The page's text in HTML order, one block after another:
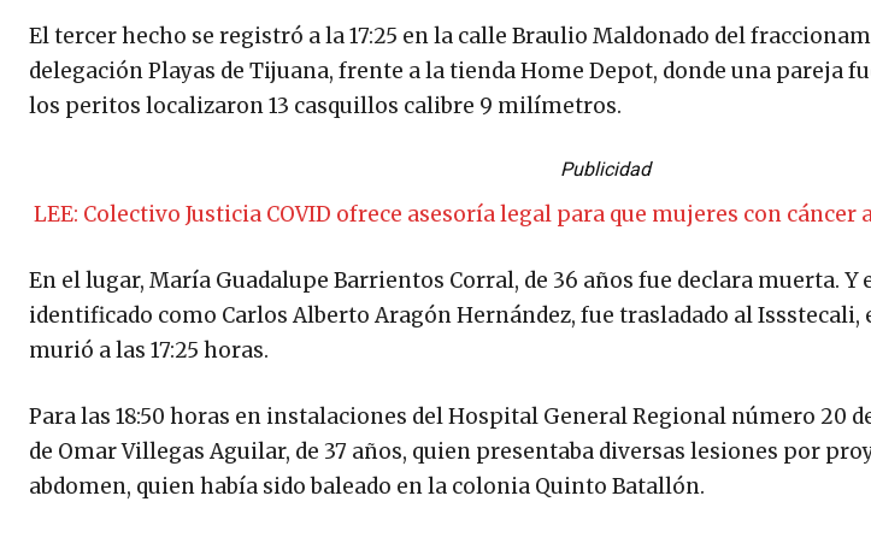
El tercer hecho se registró a la 17:25 en la calle Braulio Maldonado del
delegación Playas de Tijuana, frente a la tienda Home Depot, donde una pareja
los peritos localizaron 13 casquillos calibre 9 milímetros.
Publicidad
LEE: Colectivo Justicia COVID ofrece asesoría legal para que mujeres con
En el lugar, María Guadalupe Barrientos Corral, de 36 años fue declara muerta. Y
identificado como Carlos Alberto Aragón Hernández, fue trasladado al
murió a las 17:25 horas.
Para las 18:50 horas en instalaciones del Hospital General Regional número 20
de Omar Villegas Aguilar, de 37 años, quien presentaba diversas lesiones por
abdomen, quien había sido baleado en la colonia Quinto Batallón.